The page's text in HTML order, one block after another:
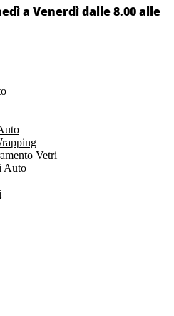
a Venerdì dalle 8.00 alle
Vetri
Auto